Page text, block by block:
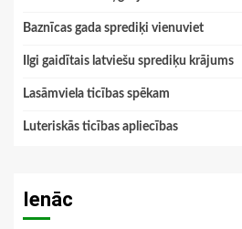
Baznīcas gada sprediķi vienuviet
Ilgi gaidītais latviešu sprediķu krājums
Lasāmviela ticības spēkam
Luteriskās ticības apliecības
Ienāc